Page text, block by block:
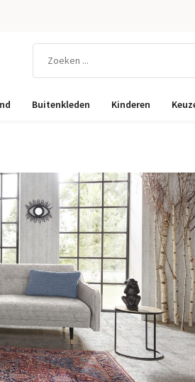
Buitenkleden Kinderen